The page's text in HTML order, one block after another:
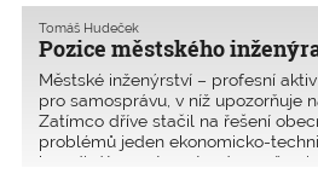
Pozice městského
Tomáš Hudeček
Městské inženýrství – profesní
pro samosprávu, v níž upozorňuje
Zatímco dříve stačil na řešení
problémů jeden ekonomicko-
koordinátor – starosta, dnes už ani